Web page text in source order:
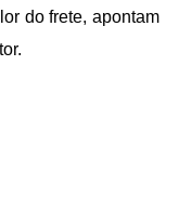
do frete, apontam